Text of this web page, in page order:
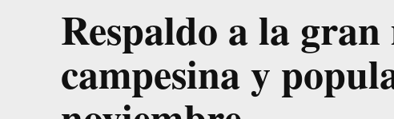
Respaldo a la
campesina y